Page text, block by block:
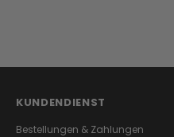
KUNDENDIENST
Bestellungen & Zahlungen